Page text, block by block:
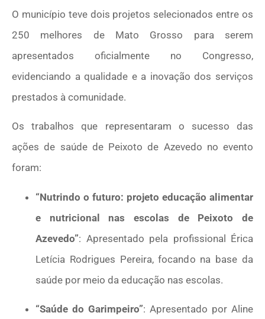
O município teve dois projetos selecionados entre os
250 melhores de Mato Grosso para serem
apresentados oficialmente no Congresso,
evidenciando a qualidade e a inovação dos serviços
prestados à comunidade.
Os trabalhos que representaram o sucesso das
ações de saúde de Peixoto de Azevedo no evento
foram:
“Nutrindo o futuro: projeto educação alimentar
e nutricional nas escolas de Peixoto de
Azevedo”: Apresentado pela profissional Érica
Letícia Rodrigues Pereira, focando na base da
saúde por meio da educação nas escolas.
“Saúde do Garimpeiro”: Apresentado por Aline